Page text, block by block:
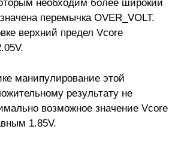
необходим более широкий
перемычка OVER_VOLT.
верхний предел Vcore
манипулирование этой
результату не
возможное значение Vcore
1.85V.